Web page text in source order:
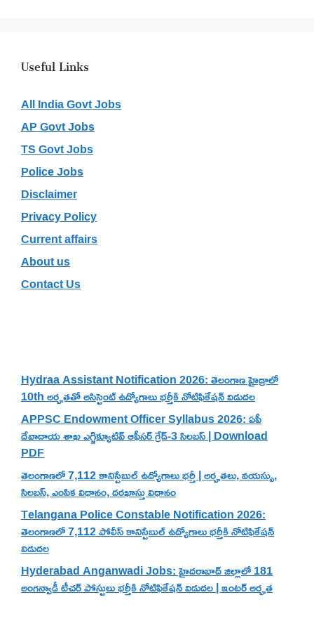
Useful Links
All India Govt Jobs
AP Govt Jobs
TS Govt Jobs
Police Jobs
Disclaimer
Privacy Policy
Current affairs
About us
Contact Us
Hydraa Assistant Notification 2026: తెలంగాణ హైడ్రాలో
10th అర్హతతో అసిస్టెంట్ ఉద్యోగాలు భర్తీకి నోటిఫికేషన్ విడుదల
APPSC Endowment Officer Syllabus 2026: ఏపీ
దేవాదాయ శాఖ ఎగ్జిక్యూటివ్ ఆఫీసర్ గ్రేడ్-3 సిలబస్ | Download
PDF
తెలంగాణలో 7,112 కానిస్టేబుల్ ఉద్యోగాలు భర్తీ | అర్హతలు, వయస్సు,
సిలబస్, ఎంపిక విధానం, దరఖాస్తు విధానం
Telangana Police Constable Notification 2026:
తెలంగాణలో 7,112 పోలీస్ కానిస్టేబుల్ ఉద్యోగాలు భర్తీకి నోటిఫికేషన్
విడుదల
Hyderabad Anganwadi Jobs: హైదరాబాద్ జిల్లాలో 181
అంగన్వాడీ టీచర్ పోస్టులు భర్తీకి నోటిఫికేషన్ విడుదల | ఇంటర్ అర్హత